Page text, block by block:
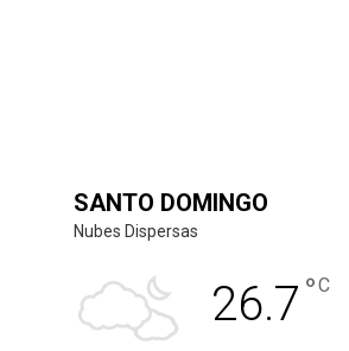
SANTO DOMINGO
Nubes Dispersas
26.7 °C